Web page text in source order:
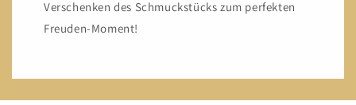
Verschenken des Schmuckstücks zum perfekten
Freuden-Moment!